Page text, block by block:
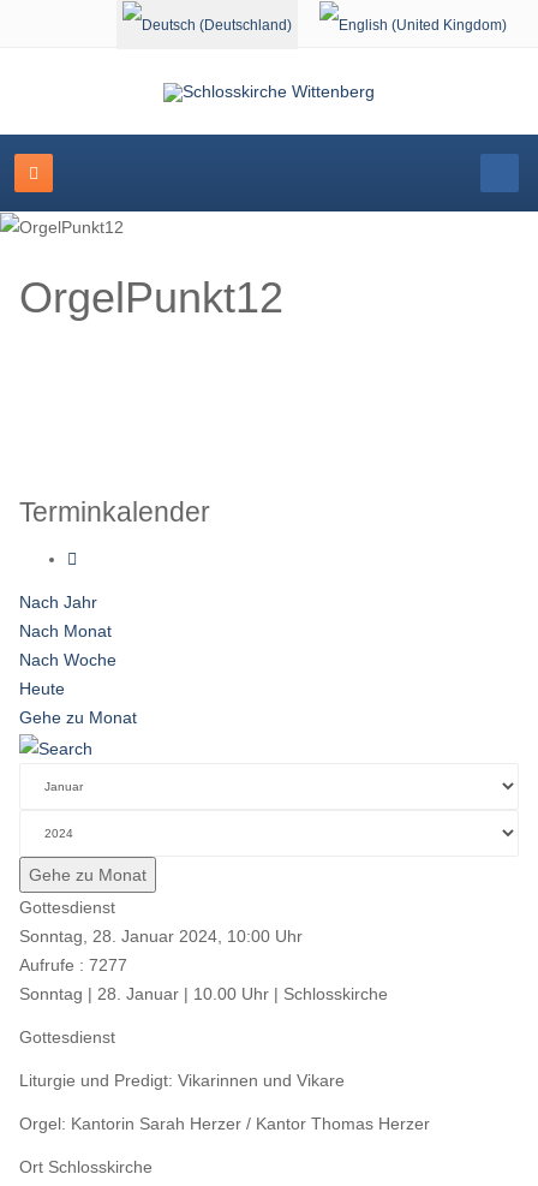
Sprache auswählen
OrgelPunkt12
Terminkalender
Nach Jahr
Nach Monat
Nach Woche
Heute
Gehe zu Monat
Gehe zu Monat
Gottesdienst
Sonntag, 28. Januar 2024, 10:00 Uhr
Aufrufe : 7277
Sonntag | 28. Januar | 10.00 Uhr | Schlosskirche
Gottesdienst
Liturgie und Predigt: Vikarinnen und Vikare
Orgel: Kantorin Sarah Herzer / Kantor Thomas Herzer
Ort Schlosskirche